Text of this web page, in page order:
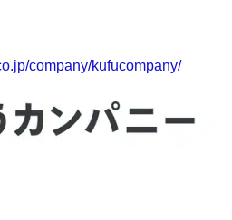
company/kufucompany/